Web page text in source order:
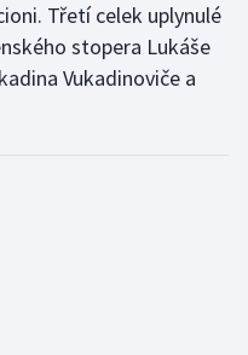
Třetí celek uplynulé
stopera Lukáše
Vukadinoviče a